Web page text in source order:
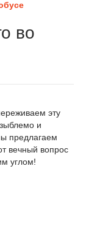
во
эту
и
предлагаем
вечный вопрос
углом!